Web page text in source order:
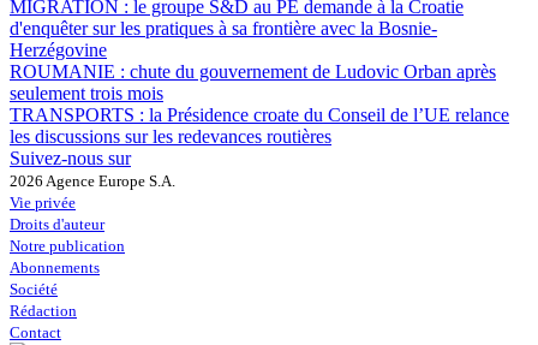
MIGRATION : le groupe S&D au PE demande à la Croatie
d'enquêter sur les pratiques à sa frontière avec la Bosnie-
Herzégovine
ROUMANIE : chute du gouvernement de Ludovic Orban après
seulement trois mois
TRANSPORTS : la Présidence croate du Conseil de l’UE relance
les discussions sur les redevances routières
Suivez-nous sur
2026 Agence Europe S.A.
Vie privée
Droits d'auteur
Notre publication
Abonnements
Société
Rédaction
Contact